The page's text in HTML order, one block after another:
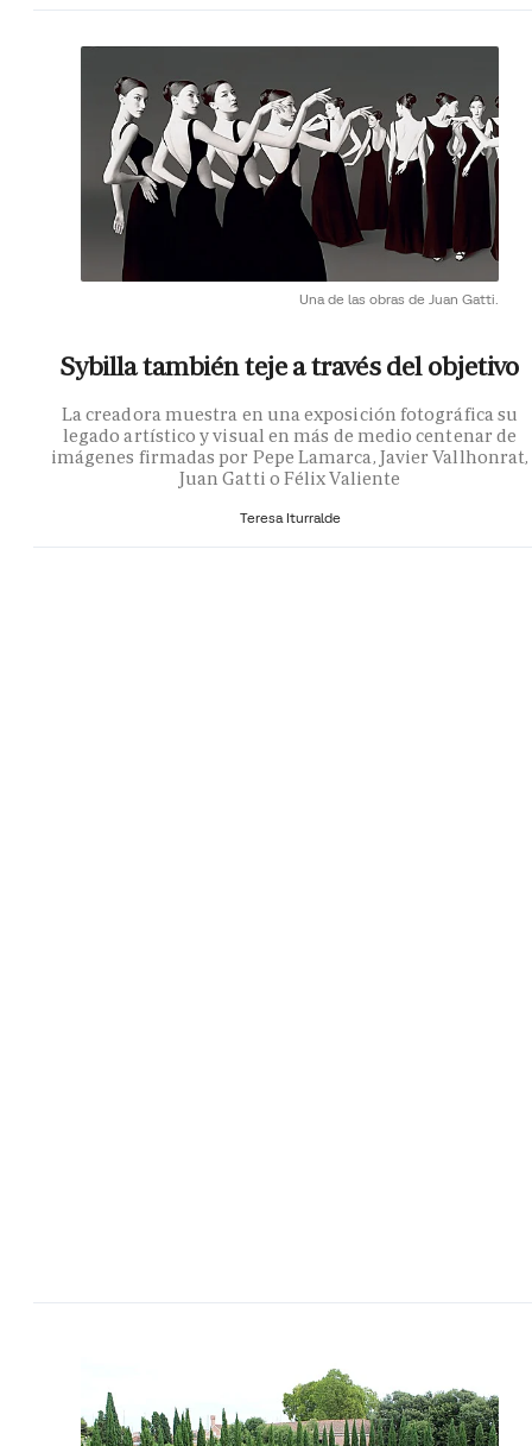
Una de las obras de Juan Gatti.
Sybilla también teje a través del objetivo
La creadora muestra en una exposición fotográfica su
legado artístico y visual en más de medio centenar de
imágenes firmadas por Pepe Lamarca, Javier Vallhonrat,
Juan Gatti o Félix Valiente
Teresa Iturralde